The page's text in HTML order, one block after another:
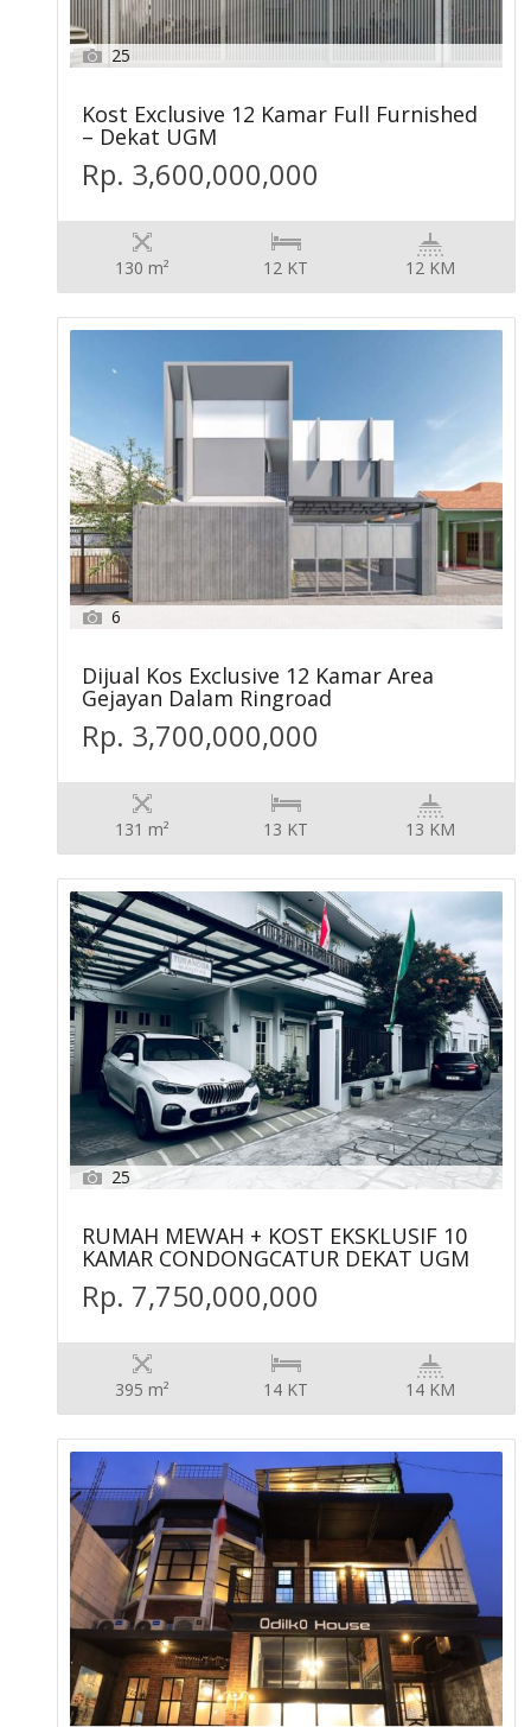
25
Kost Exclusive 12 Kamar Full Furnished
– Dekat UGM
Rp. 3,600,000,000
130 m² 12 KT 12 KM
6
Dijual Kos Exclusive 12 Kamar Area
Gejayan Dalam Ringroad
Rp. 3,700,000,000
131 m² 13 KT 13 KM
25
RUMAH MEWAH + KOST EKSKLUSIF 10
KAMAR CONDONGCATUR DEKAT UGM
Rp. 7,750,000,000
395 m² 14 KT 14 KM